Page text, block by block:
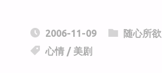
h
at
W
ei
c
e
2006-11-09
随心所欲
心情/ 美剧